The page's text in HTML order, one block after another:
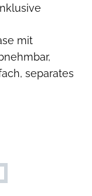
mit
separates